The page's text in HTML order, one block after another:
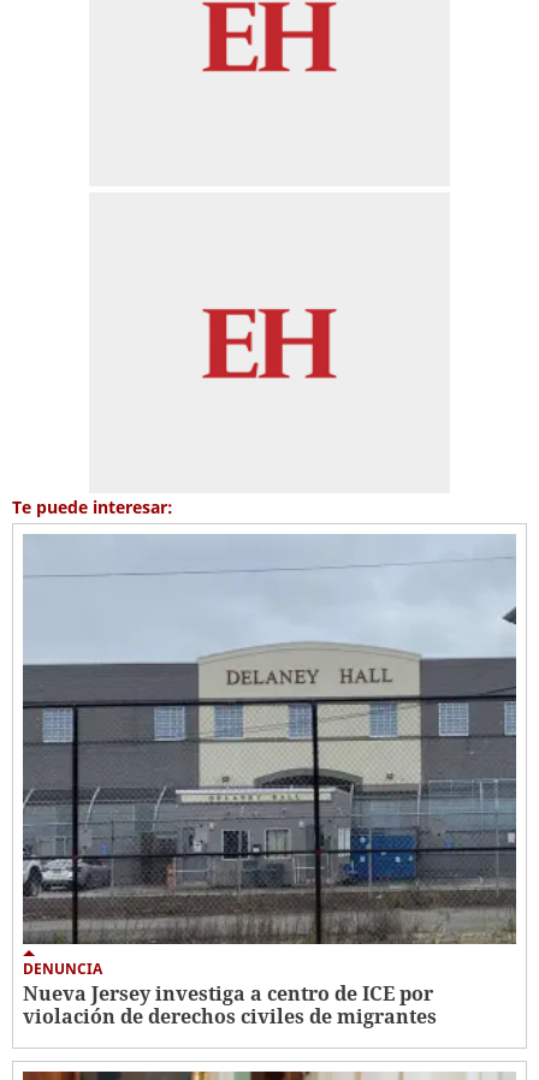
Te puede interesar:
DENUNCIA
Nueva Jersey investiga a centro de ICE por
violación de derechos civiles de migrantes